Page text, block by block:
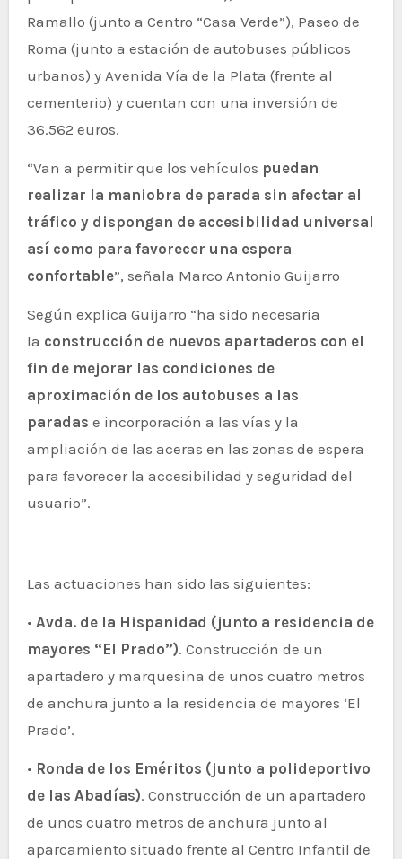
Ramallo (junto a Centro “Casa Verde”), Paseo de
Roma (junto a estación de autobuses públicos
urbanos) y Avenida Vía de la Plata (frente al
cementerio) y cuentan con una inversión de
36.562 euros.
“Van a permitir que los vehículos puedan
realizar la maniobra de parada sin afectar al
tráfico y dispongan de accesibilidad universal
así como para favorecer una espera
confortable”, señala Marco Antonio Guijarro
Según explica Guijarro “ha sido necesaria
la construcción de nuevos apartaderos con el
fin de mejorar las condiciones de
aproximación de los autobuses a las
paradas e incorporación a las vías y la
ampliación de las aceras en las zonas de espera
para favorecer la accesibilidad y seguridad del
usuario”.
Las actuaciones han sido las siguientes:
• Avda. de la Hispanidad (junto a residencia de
mayores “El Prado”). Construcción de un
apartadero y marquesina de unos cuatro metros
de anchura junto a la residencia de mayores ‘El
Prado’.
• Ronda de los Eméritos (junto a polideportivo
de las Abadías). Construcción de un apartadero
de unos cuatro metros de anchura junto al
aparcamiento situado frente al Centro Infantil de